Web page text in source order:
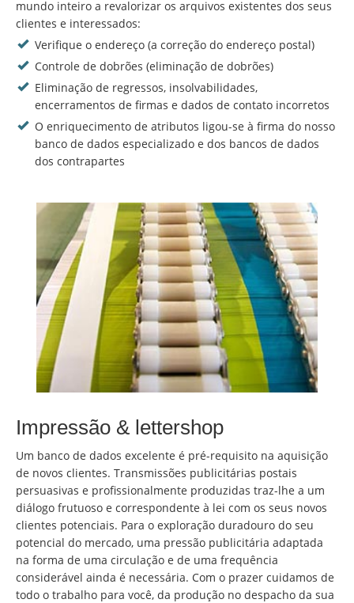
mundo inteiro a revalorizar os arquivos existentes dos seus
clientes e interessados:
Verifique o endereço (a correção do endereço postal)
Controle de dobrões (eliminação de dobrões)
Eliminação de regressos, insolvabilidades,
encerramentos de firmas e dados de contato incorretos
O enriquecimento de atributos ligou-se à firma do nosso
banco de dados especializado e dos bancos de dados
dos contrapartes
Impressão & lettershop
Um banco de dados excelente é pré-requisito na aquisição
de novos clientes. Transmissões publicitárias postais
persuasivas e profissionalmente produzidas traz-lhe a um
diálogo frutuoso e correspondente à lei com os seus novos
clientes potenciais. Para o exploração duradouro do seu
potencial do mercado, uma pressão publicitária adaptada
na forma de uma circulação e de uma frequência
considerável ainda é necessária. Com o prazer cuidamos de
todo o trabalho para você, da produção no despacho da sua